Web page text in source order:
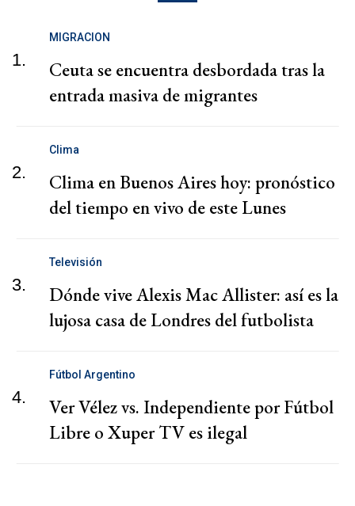
1.
MIGRACION
Ceuta se encuentra desbordada tras la
entrada masiva de migrantes
2.
Clima
Clima en Buenos Aires hoy: pronóstico
del tiempo en vivo de este Lunes
3.
Televisión
Dónde vive Alexis Mac Allister: así es la
lujosa casa de Londres del futbolista
4.
Fútbol Argentino
Ver Vélez vs. Independiente por Fútbol
Libre o Xuper TV es ilegal